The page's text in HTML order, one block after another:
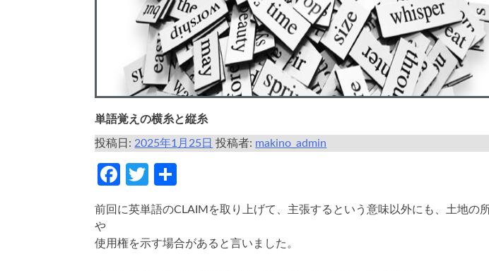
単語覚えの横糸と縦糸
投稿日:2025年1月25日 投稿者: makino_admin
Facebook
Twitter
前回に英単語のCLAIMを取り上げて、主張するという意味以外にも、土地の
や
使用権を示す場合があると言いました。